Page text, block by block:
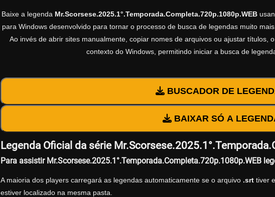
Baixe a legenda Mr.Scorsese.2025.1°.Temporada.Completa.720p.1080p.WEB
para Windows desenvolvido para tornar o processo de busca de legendas muito
Ao invés de abrir sites manualmente, copiar nomes de arquivos ou ajustar títulos,
contexto do Windows, permitindo iniciar a busca de
BUSCADOR DE
BAIXAR SÓ A
Legenda Oficial da série
Para assistir Mr.Scorsese.2025.1°.Temporada.Completa.720p.1080p.WEB
A maioria dos players carregará as legendas automaticamente se o arquivo .srttiver
estiver localizado na mesma pasta.